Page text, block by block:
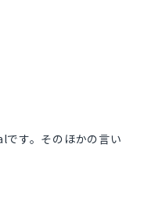
です。そのほかの言い